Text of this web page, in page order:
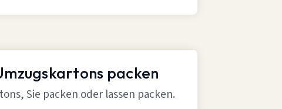
packen
Sie packen oder lassen packen.